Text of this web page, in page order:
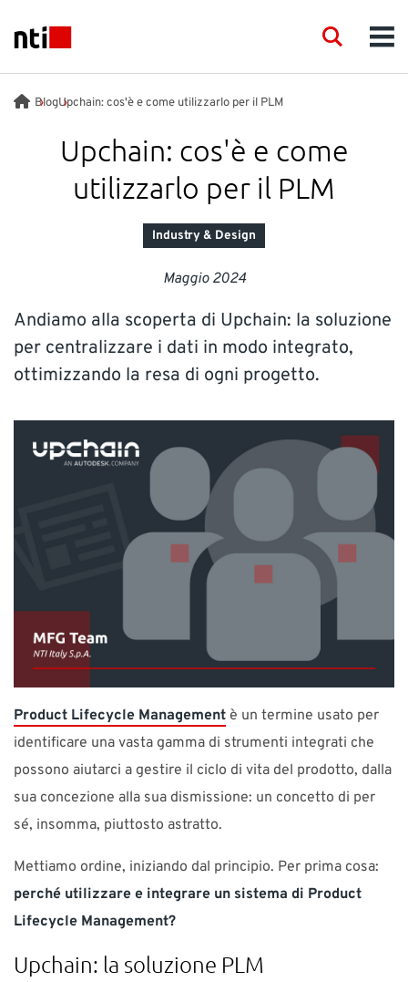
NTI logo
INDUSTRIE
CONSULENZA
PRODOTTI
FORMAZIONE
EVENTI
INSIGHTS
SUPPORTO
Contatta NTI Italy
Telefono: 02 841 904 72 E-mail: info-it@nti-group.com
Italia NTI Group
France España Ireland Ísland Nederland
Norge
Search
BlogUpchain: cos'è e come utilizzarlo per il PLM
Upchain: cos'è e come
utilizzarlo per il PLM
Industry & Design
Maggio 2024
Andiamo alla scoperta di Upchain: la soluzione
per centralizzare i dati in modo integrato,
ottimizzando la resa di ogni progetto.
Product Lifecycle Management è un termine usato per
identificare una vasta gamma di strumenti integrati che
possono aiutarci a gestire il ciclo di vita del prodotto, dalla
sua concezione alla sua dismissione: un concetto di per
sé, insomma, piuttosto astratto.
Mettiamo ordine, iniziando dal principio. Per prima cosa:
perché utilizzare e integrare un sistema di Product
Lifecycle Management?
Upchain: la soluzione PLM